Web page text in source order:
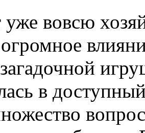
уже вовсю
в